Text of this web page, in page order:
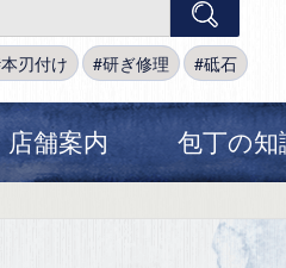
本刃付け 研ぎ修理 砥石
店舗案内 包丁の知